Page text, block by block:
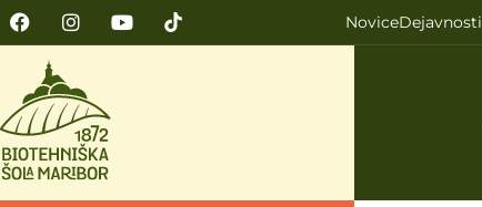
NoviceDejavnosti